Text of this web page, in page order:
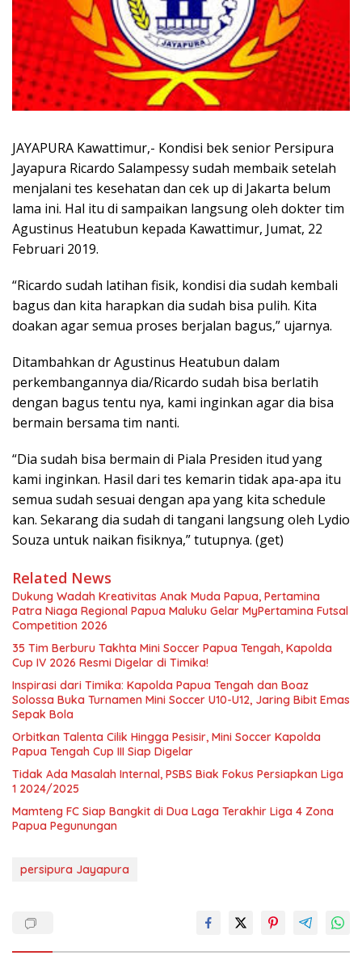
JAYAPURA Kawattimur,- Kondisi bek senior Persipura
Jayapura Ricardo Salampessy sudah membaik setelah
menjalani tes kesehatan dan cek up di Jakarta belum
lama ini. Hal itu di sampaikan langsung oleh dokter tim
Agustinus Heatubun kepada Kawattimur, Jumat, 22
Februari 2019.
“Ricardo sudah latihan fisik, kondisi dia sudah kembali
bagus dan kita harapkan dia sudah bisa pulih. Kita
doakan agar semua proses berjalan bagus,” ujarnya.
Ditambahkan dr Agustinus Heatubun dalam
perkembangannya dia/Ricardo sudah bisa berlatih
dengan bagus tentu nya, kami inginkan agar dia bisa
bermain bersama tim nanti.
“Dia sudah bisa bermain di Piala Presiden itud yang
kami inginkan. Hasil dari tes kemarin tidak apa-apa itu
semua sudah sesuai dengan apa yang kita schedule
kan. Sekarang dia sudah di tangani langsung oleh Lydio
Souza untuk naikan fisiknya,” tutupnya. (get)
Related News
Dukung Wadah Kreativitas Anak Muda Papua, Pertamina
Patra Niaga Regional Papua Maluku Gelar MyPertamina Futsal
Competition 2026
35 Tim Berburu Takhta Mini Soccer Papua Tengah, Kapolda
Cup IV 2026 Resmi Digelar di Timika!
Inspirasi dari Timika: Kapolda Papua Tengah dan Boaz
Solossa Buka Turnamen Mini Soccer U10-U12, Jaring Bibit Emas
Sepak Bola
Orbitkan Talenta Cilik Hingga Pesisir, Mini Soccer Kapolda
Papua Tengah Cup III Siap Digelar
Tidak Ada Masalah Internal, PSBS Biak Fokus Persiapkan Liga
1 2024/2025
Mamteng FC Siap Bangkit di Dua Laga Terakhir Liga 4 Zona
Papua Pegunungan
persipura Jayapura